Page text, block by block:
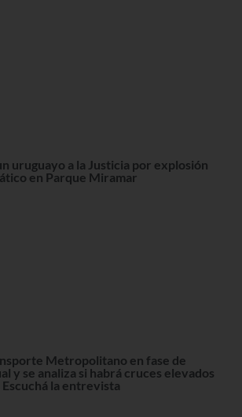
uruguayo a la Justicia por explosión
en Parque Miramar
Metropolitano en fase de
y se analiza si habrá cruces elevados
la entrevista